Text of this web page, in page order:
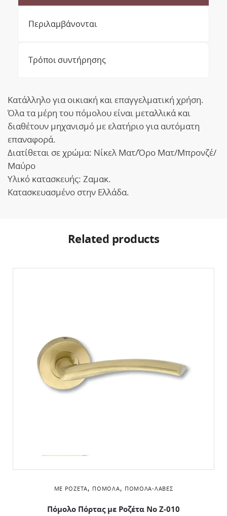
Περιλαμβάνονται
Τρόποι συντήρησης
Κατάλληλο για οικιακή και επαγγελματική χρήση.
Όλα τα μέρη του πόμολου είναι μεταλλικά και
διαθέτουν μηχανισμό με ελατήριο για αυτόματη
επαναφορά.
Διατίθεται σε χρώμα: Νίκελ Ματ/Όρο Ματ/Μπρονζέ/
Μαύρο
Υλικό κατασκευής: Ζαμακ.
Κατασκευασμένο στην Ελλάδα.
Related products
ΜΕ ΡΟΖΈΤΑ, ΠΌΜΟΛΑ, ΠΌΜΟΛΑ-ΛΑΒΈΣ
Πόμολο Πόρτας με Ροζέτα No Z-010